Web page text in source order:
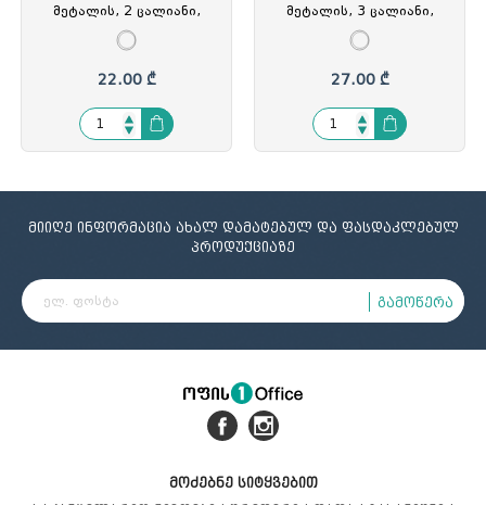
მეტალის, 2 ცალიანი,
35x29xH18.5სმ,
პერფორირებული, შავი,
PF-HF2002, PF-9250899
22.00 ₾
მეტალის, 3 ცალიანი,
35x27.8xH39სმ,
პერფორირებული, შავი,
PF-HF2003, PF-9250900
27.00 ₾
მიიღე ინფორმაცია ახალ დამატებულ და ფასდაკლებულ
პროდუქციაზე
გამოწერა
მოძებნე სიტყვებით